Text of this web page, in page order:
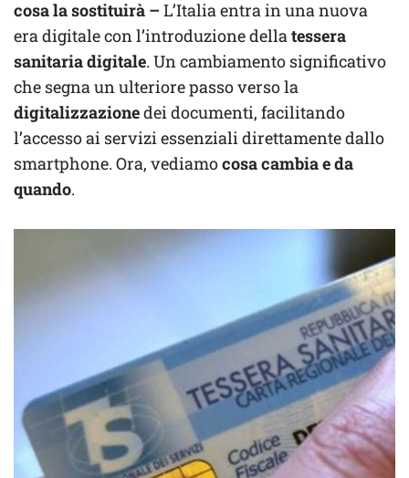
cosa la sostituirà – L’Italia entra in una nuova
era digitale con l’introduzione della tessera
sanitaria digitale. Un cambiamento significativo
che segna un ulteriore passo verso la
digitalizzazionedei documenti, facilitando
l’accesso ai servizi essenziali direttamente dallo
smartphone. Ora, vediamocosa cambia e da
quando.